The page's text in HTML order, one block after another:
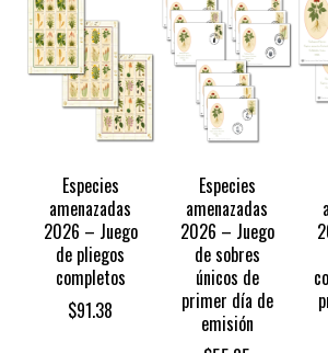
Especies
amenazadas
2026 – Juego
de pliegos
completos
$91.38
Especies
amenazadas
2026 – Juego
de sobres
únicos de
primer día de
emisión